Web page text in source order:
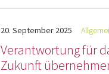
20. September 2025
Verantwortung für
Zukunft